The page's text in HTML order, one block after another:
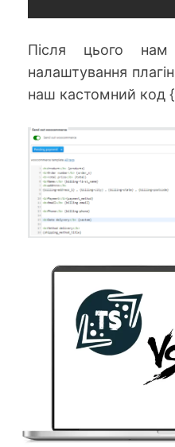
Після цього
налаштування
наш кастомний код